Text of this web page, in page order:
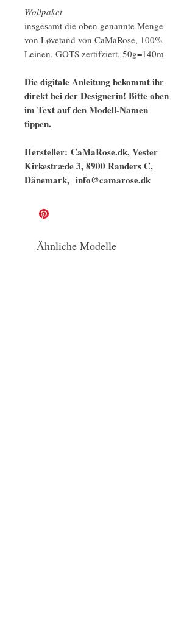
Wollpaket
insgesamt die oben genannte Menge
von Løvetand von CaMaRose, 100%
Leinen, GOTS zertifziert, 50g=140m
Die digitale Anleitung bekommt ihr
direkt bei der Designerin! Bitte oben
im Text auf den Modell-Namen
tippen.
Hersteller: CaMaRose.dk, Vester
Kirkestræde 3, 8900 Randers C,
Dänemark, info@camarose.dk
Ähnliche Modelle